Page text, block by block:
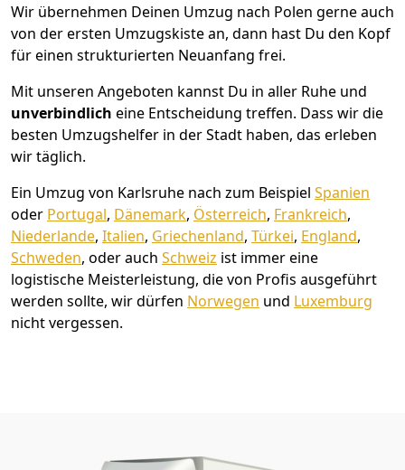
Wir übernehmen Deinen Umzug nach Polen gerne auch
von der ersten Umzugskiste an, dann hast Du den Kopf
für einen strukturierten Neuanfang frei.
Mit unseren Angeboten kannst Du in aller Ruhe und
unverbindlich eine Entscheidung treffen. Dass wir die
besten Umzugshelfer in der Stadt haben, das erleben
wir täglich.
Ein Umzug von Karlsruhe nach zum Beispiel Spanien
oder Portugal, Dänemark, Österreich, Frankreich,
Niederlande, Italien, Griechenland, Türkei, England,
Schweden, oder auch Schweiz ist immer eine
logistische Meisterleistung, die von Profis ausgeführt
werden sollte, wir dürfen Norwegen und Luxemburg
nicht vergessen.